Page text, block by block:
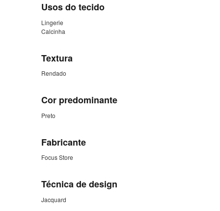
Usos do tecido
Lingerie
Calcinha
Textura
Rendado
Cor predominante
Preto
Fabricante
Focus Store
Técnica de design
Jacquard